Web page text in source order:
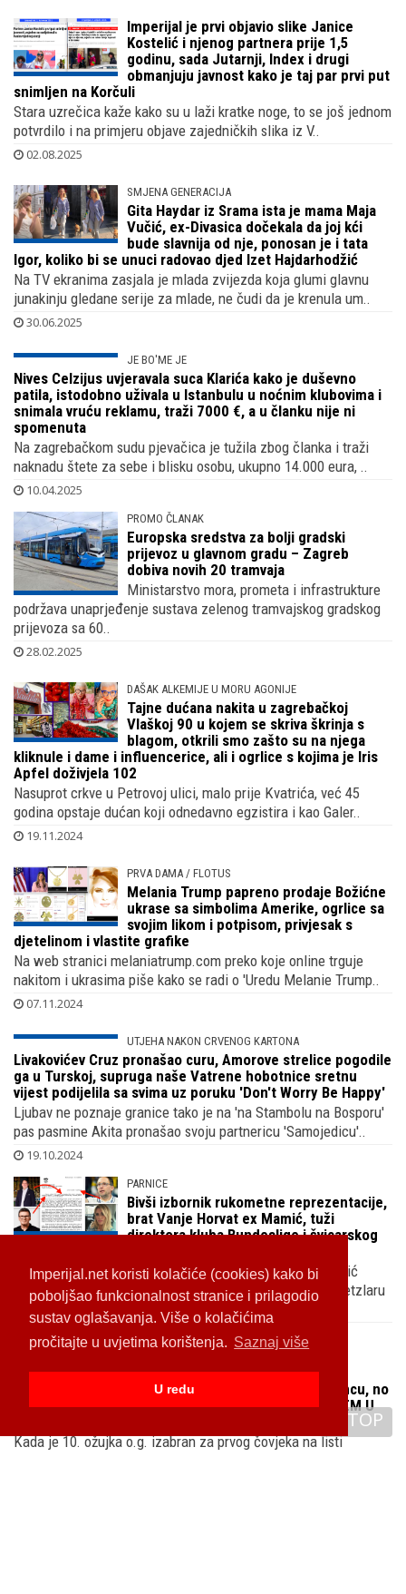
Imperijal.net koristi kolačiće (cookies) kako bi
poboljšao funkcionalnost stranice i prilagodio
sustav oglašavanja. Više o kolačićima
pročitajte u uvjetima korištenja. Saznaj više
U redu
Imperijal je prvi objavio slike Janice
Kostelić i njenog partnera prije 1,5
godinu, sada Jutarnji, Index i drugi
obmanjuju javnost kako je taj par prvi put
snimljen na Korčuli
Stara uzrečica kaže kako su u laži kratke noge, to se još jednom
potvrdilo i na primjeru objave zajedničkih slika iz V..
SMJENA GENERACIJA
Gita Haydar iz Srama ista je mama Maja
Vučić, ex-Divasica dočekala da joj kći
bude slavnija od nje, ponosan je i tata
Igor, koliko bi se unuci radovao djed Izet Hajdarhodžić
Na TV ekranima zasjala je mlada zvijezda koja glumi glavnu
junakinju gledane serije za mlade, ne čudi da je krenula um..
JE BO'ME JE
Nives Celzijus uvjeravala suca Klarića kako je duševno
patila, istodobno uživala u Istanbulu u noćnim klubovima i
snimala vruću reklamu, traži 7000 €, a u članku nije ni
spomenuta
Na zagrebačkom sudu pjevačica je tužila zbog članka i traži
naknadu štete za sebe i blisku osobu, ukupno 14.000 eura, ..
10.04.2025
PROMO ČLANAK
Europska sredstva za bolji gradski
prijevoz u glavnom gradu – Zagreb
dobiva novih 20 tramvaja
Ministarstvo mora, prometa i infrastrukture
podržava unaprjeđenje sustava zelenog tramvajskog gradskog
prijevoza sa 60..
DAŠAK ALKEMIJE U MORU AGONIJE
Tajne dućana nakita u zagrebačkoj
Vlaškoj 90 u kojem se skriva škrinja s
blagom, otkrili smo zašto su na njega
kliknule i dame i influencerice, ali i ogrlice s kojima je Iris
Apfel doživjela 102
Nasuprot crkve u Petrovoj ulici, malo prije Kvatrića, već 45
godina opstaje dućan koji odnedavno egzistira i kao Galer..
PRVA DAMA / FLOTUS
Melania Trump papreno prodaje Božićne
ukrase sa simbolima Amerike, ogrlice sa
svojim likom i potpisom, privjesak s
djetelinom i vlastite grafike
Na web stranici melaniatrump.com preko koje online trguje
nakitom i ukrasima piše kako se radi o 'Uredu Melanie Trump..
UTJEHA NAKON CRVENOG KARTONA
Livakovićev Cruz pronašao curu, Amorove strelice pogodile
ga u Turskoj, supruga naše Vatrene hobotnice sretnu
vijest podijelila sa svima uz poruku 'Don't Worry Be Happy'
Ljubav ne poznaje granice tako je na 'na Stambolu na Bosporu'
pas pasmine Akita pronašao svoju partnericu 'Samojedicu'..
19.10.2024
PARNICE
Bivši izbornik rukometne reprezentacije,
direktora kluba Bundeslige i švicarskog
trenera, otkrivamo detalje i gdje je zapelo
Hrvoje Horvat zv. mali Cveba, brat Vanje Horvat ex. Mamić
dobio je otkaz u moćnom njemačkom prvoligašu HSG Wetzlaru
na..
SVE SMO SNIMILI
prijateljima na Britancu, no jedan je
skočio i rekao 'NE ZEKO TI ĆEŠ KAD TI
TOP